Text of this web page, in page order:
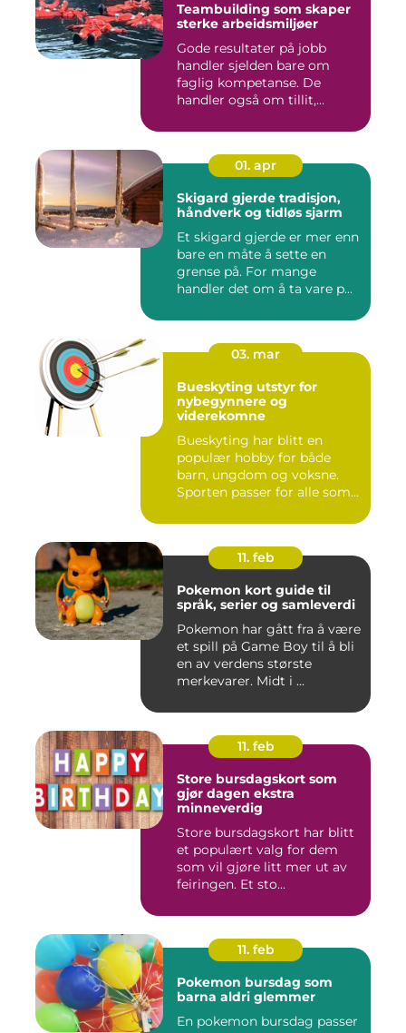
Teambuilding som skaper
sterke arbeidsmiljøer
Gode resultater på jobb
handler sjelden bare om
faglig kompetanse. De
handler også om tillit,
01. apr
Skigard gjerde tradisjon,
håndverk og tidløs sjarm
Et skigard gjerde er mer enn
bare en måte å sette en
grense på. For mange
handler det om å ta vare p...
03. mar
Bueskyting utstyr for
nybegynnere og
viderekomne
Bueskyting har blitt en
populær hobby for både
barn, ungdom og voksne.
Sporten passer for alle som
11. feb
Pokemon kort guide til
språk, serier og samleverdi
Pokemon har gått fra å være
et spill på Game Boy til å bli
en av verdens største
merkevarer. Midt i ...
11. feb
Store bursdagskort som
gjør dagen ekstra
minneverdig
Store bursdagskort har blitt
et populært valg for dem
som vil gjøre litt mer ut av
feiringen. Et sto...
11. feb
Pokemon bursdag som
barna aldri glemmer
En pokemon bursdag passer